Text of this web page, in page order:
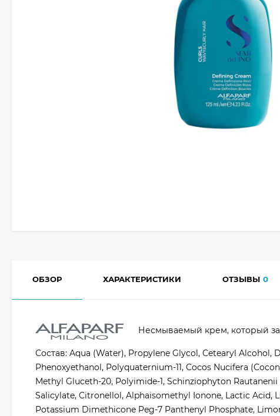
ОБЗОР ХАРАКТЕРИСТИКИ ОТЗЫВЫ 0
Несмываемый крем, который
Состав: Aqua (Water), Propylene Glycol, Cetearyl
Phenoxyethanol, Polyquaternium-11, Cocos Nucifera
Methyl Gluceth-20, Polyimide-1, Schinziophyton
Salicylate, Citronellol, Alphaisomethyl Ionone, Lactic
Potassium Dimethicone Peg-7 Panthenyl Phosphate,